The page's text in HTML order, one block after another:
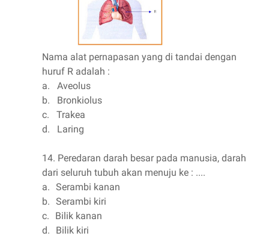
Nama alat pernapasan yang di tandai dengan
huruf R adalah :
a.
Aveolus
b.
Bronkiolus
c.
Trakea
d.
Laring
14. Peredaran darah besar pada manusia, darah
dari seluruh tubuh akan menuju ke : ....
a. Serambi kanan
b. Serambi kiri
c.
Bilik kanan
d.
Bilik kiri